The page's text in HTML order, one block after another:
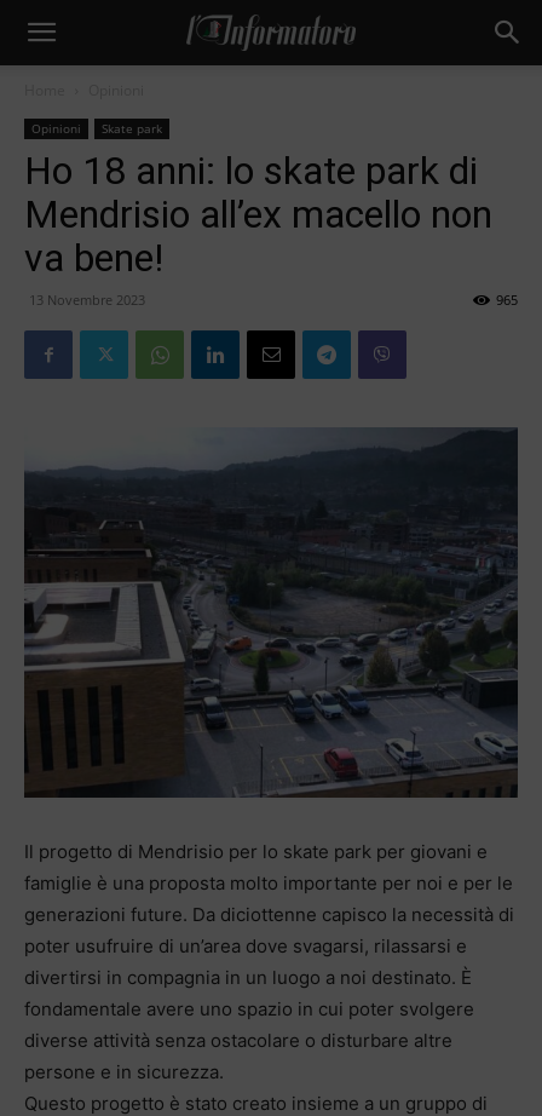
Opinioni Skate park
Ho 18 anni: lo skate park di
Mendrisio all’ex macello non
va bene!
13 Novembre 2023 965
Il progetto di Mendrisio per lo skate park per giovani e
famiglie è una proposta molto importante per noi e per le
generazioni future. Da diciottenne capisco la necessità di
poter usufruire di un’area dove svagarsi, rilassarsi e
divertirsi in compagnia in un luogo a noi destinato. È
fondamentale avere uno spazio in cui poter svolgere
diverse attività senza ostacolare o disturbare altre
persone e in sicurezza.
Questo progetto è stato creato insieme a un gruppo di